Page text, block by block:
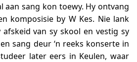
aan sang kon toewy. Hy ontvang
komposisie by W Kes. Nie lank
van sy skool en vestig sy
sang deur ‘n reeks konserte in
later eers in Keulen, waar